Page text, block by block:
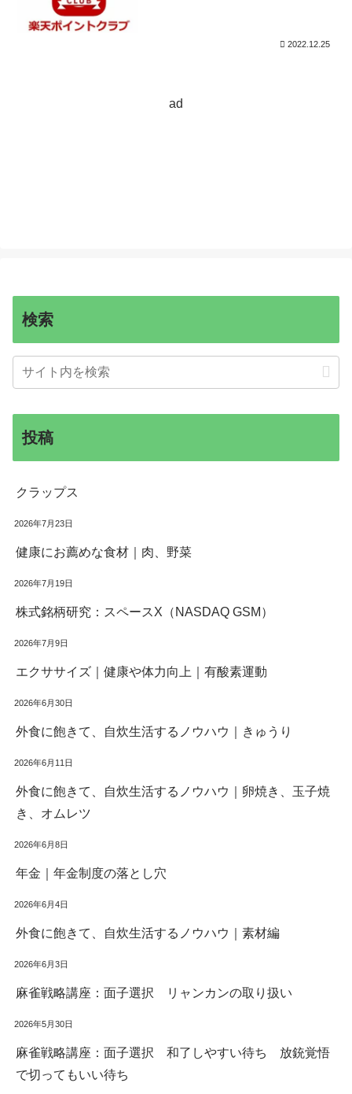
2022.12.25
ad
検索
投稿
クラップス
2026年7月23日
健康にお薦めな食材｜肉、野菜
2026年7月19日
株式銘柄研究：スペースX（NASDAQ GSM）
2026年7月9日
エクササイズ｜健康や体力向上｜有酸素運動
2026年6月30日
外食に飽きて、自炊生活するノウハウ｜きゅうり
2026年6月11日
外食に飽きて、自炊生活するノウハウ｜卵焼き、玉子焼
き、オムレツ
2026年6月8日
年金｜年金制度の落とし穴
2026年6月4日
外食に飽きて、自炊生活するノウハウ｜素材編
2026年6月3日
麻雀戦略講座：面子選択 リャンカンの取り扱い
2026年5月30日
麻雀戦略講座：面子選択 和了しやすい待ち 放銃覚悟
で切ってもいい待ち